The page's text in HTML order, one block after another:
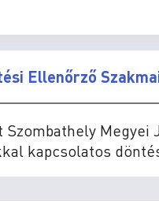
Ellenőrző
Szombathely Megyei
kapcsolatos